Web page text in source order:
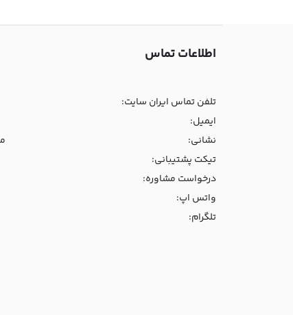
اطلاعات تماس
تلفن تماس ایران سایت:
ایمیل:
نشانی:
تیکت پشتیبانی:
درخواست مشاوره:
واتس اپ:
تلگرام: